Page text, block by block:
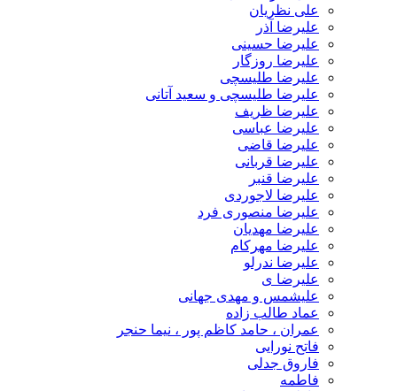
علی نظریان
علیرضا آذر
علیرضا حسینی
علیرضا روزگار
علیرضا طلیسچی
علیرضا طلیسچی و سعید آتانی
علیرضا ظریف
علیرضا عباسی
علیرضا قاضی
علیرضا قربانی
علیرضا قنبر
علیرضا لاجوردی
علیرضا منصوری فرد
علیرضا مهدیان
علیرضا مهرکام
علیرضا ندرلو
علیرضا ی
علیشمس و مهدی جهانی
عماد طالب زاده
عمران ، حامد کاظم پور ، نیما حنجر
فاتح نورایی
فاروق جدلی
فاطمه